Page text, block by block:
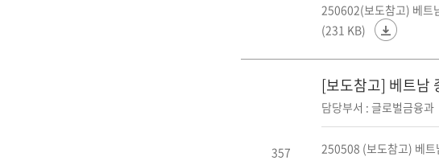
250602(보도참고) 베트
(231 KB)
357
[보도참고] 베트
담당부서 : 글로벌금융과
250508 (보도참고) 베트